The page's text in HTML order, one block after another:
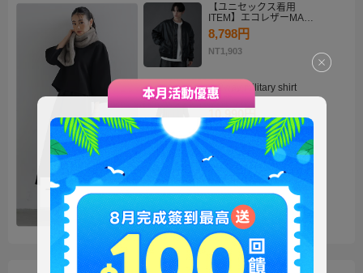
【ユニセックス着用
ITEM】エコレザーMA－
1
8,798円
NT1,903
・2way military shirt
dress
NT2,378
【洗える】褒めらレディ
テーラード ジャケット
14,900円
NT3,224